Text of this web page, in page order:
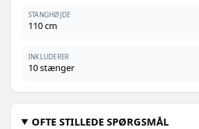
STANGHØJDE
110 cm
INKLUDERER
10 stænger
OFTE STILLEDE SPØRGSMÅL
Grøn - 1200 x 160 cm - 1 stk
Sort - 1200 x 160 cm - 1 stk
Antracitgrå - 800 x 120 cm - 1 stk